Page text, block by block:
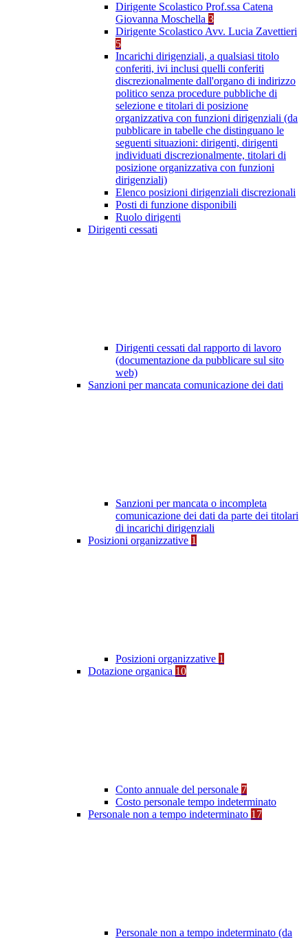
Dirigente Scolastico Prof.ssa Catena
Giovanna Moschella 3
Dirigente Scolastico Avv. Lucia Zavettieri
5
Incarichi dirigenziali, a qualsiasi titolo
conferiti, ivi inclusi quelli conferiti
discrezionalmente dall'organo di indirizzo
politico senza procedure pubbliche di
selezione e titolari di posizione
organizzativa con funzioni dirigenziali (da
pubblicare in tabelle che distinguano le
seguenti situazioni: dirigenti, dirigenti
individuati discrezionalmente, titolari di
posizione organizzativa con funzioni
dirigenziali)
Elenco posizioni dirigenziali discrezionali
Posti di funzione disponibili
Ruolo dirigenti
Dirigenti cessati
Dirigenti cessati dal rapporto di lavoro
(documentazione da pubblicare sul sito
web)
Sanzioni per mancata comunicazione dei dati
Sanzioni per mancata o incompleta
comunicazione dei dati da parte dei titolari
di incarichi dirigenziali
Posizioni organizzative 1
Posizioni organizzative 1
Dotazione organica 10
Conto annuale del personale 7
Costo personale tempo indeterminato
Personale non a tempo indeterminato 17
Personale non a tempo indeterminato (da